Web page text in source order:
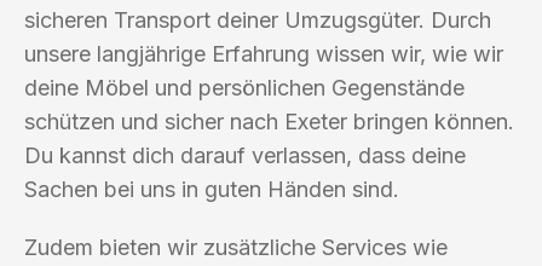
sicheren Transport deiner Umzugsgüter. Durch
unsere langjährige Erfahrung wissen wir, wie wir
deine Möbel und persönlichen Gegenstände
schützen und sicher nach Exeter bringen können.
Du kannst dich darauf verlassen, dass deine
Sachen bei uns in guten Händen sind.
Zudem bieten wir zusätzliche Services wie